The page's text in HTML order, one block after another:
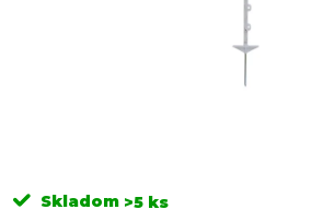
Skladom >5 ks